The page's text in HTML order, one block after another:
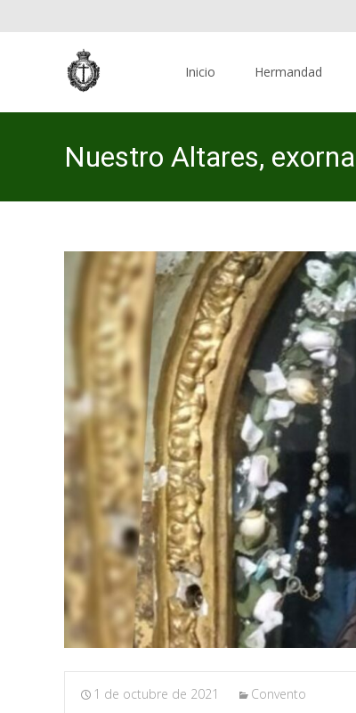
Inicio Hermandad
Nuestro Altares,
1 de octubre de 2021 Convento